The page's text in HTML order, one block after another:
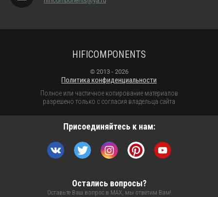
HIFICOMPONENTS
© 2013 - 2026
Политика конфиденциальности
Полное или частичное копирование материалов
разрешено только с согласия владельца сайта
Присоединяйтесь к нам:
Остались вопросы?
Оставьте Ваш вопрос в MAX, мы ответим Вам!